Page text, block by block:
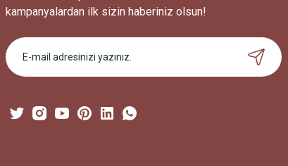
kampanyalardan ilk sizin haberiniz olsun!